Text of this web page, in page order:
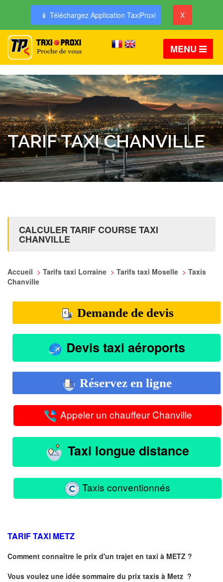
📱 Téléchargez Application TaxiProxi X
MENU
TARIF TAXI CHANVILLE
CALCULER TARIF COURSE TAXI
CHANVILLE
Accueil > Tarifs taxi Lorraine > Tarifs taxi Moselle > Taxis
Chanville
Demande de devis
Devis taxi aéroports
Réservez en ligne
Appeler un chauffeur Chanville
Taxi longue distance
Taxis conventionnés
TARIF TAXI METZ
Comment connaître le prix d'un trajet en taxi à METZ ?
Vous voulez une idée sommaire du prix taxis à Metz ?